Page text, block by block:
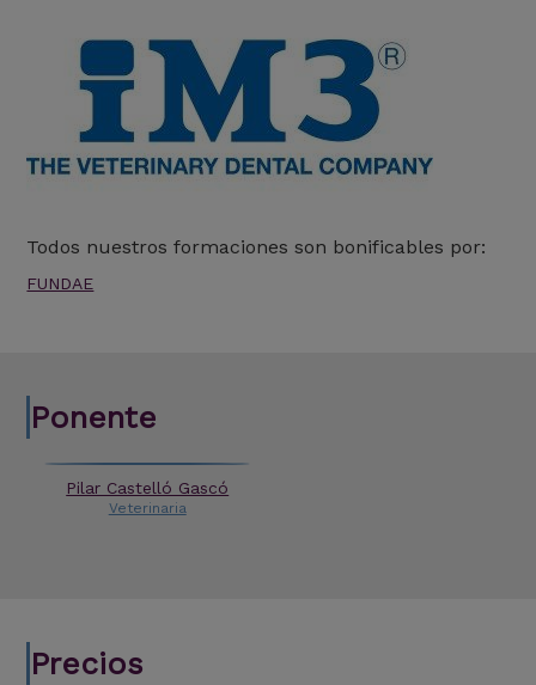
Todos nuestros formaciones son bonificables por:
FUNDAE
Ponente
Pilar Castelló Gascó
Veterinaria
Precios